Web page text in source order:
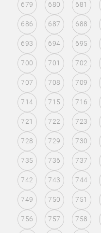
679 680 681
686 687 688
693 694 695
700 701 702
707 708 709
714 715 716
721 722 723
728 729 730
735 736 737
742 743 744
749 750 751
756 757 758